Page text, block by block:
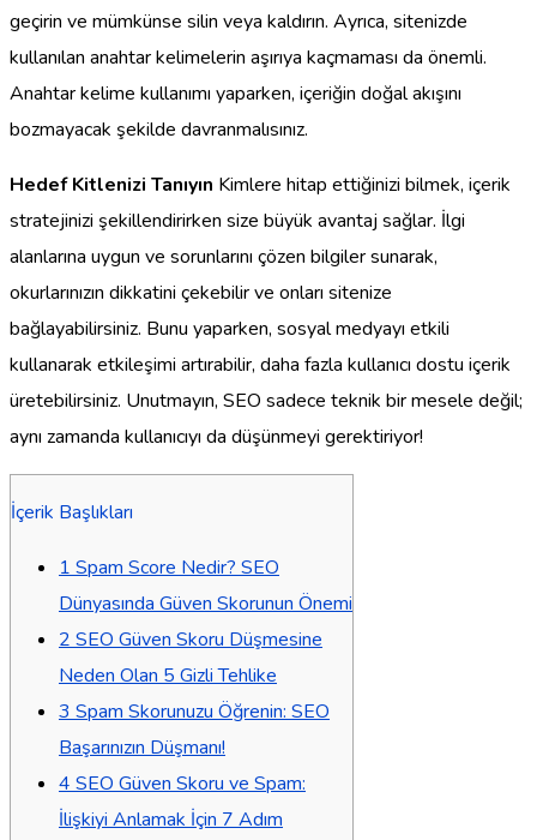
geçirin ve mümkünse silin veya kaldırın. Ayrıca, sitenizde
kullanılan anahtar kelimelerin aşırıya kaçmaması da önemli.
Anahtar kelime kullanımı yaparken, içeriğin doğal akışını
bozmayacak şekilde davranmalısınız.
Hedef Kitlenizi Tanıyın Kimlere hitap ettiğinizi bilmek, içerik
stratejinizi şekillendirirken size büyük avantaj sağlar. İlgi
alanlarına uygun ve sorunlarını çözen bilgiler sunarak,
okurlarınızın dikkatini çekebilir ve onları sitenize
bağlayabilirsiniz. Bunu yaparken, sosyal medyayı etkili
kullanarak etkileşimi artırabilir, daha fazla kullanıcı dostu içerik
üretebilirsiniz. Unutmayın, SEO sadece teknik bir mesele değil;
aynı zamanda kullanıcıyı da düşünmeyi gerektiriyor!
İçerik Başlıkları
1 Spam Score Nedir? SEO
Dünyasında Güven Skorunun Önemi
2 SEO Güven Skoru Düşmesine
Neden Olan 5 Gizli Tehlike
3 Spam Skorunuzu Öğrenin: SEO
Başarınızın Düşmanı!
4 SEO Güven Skoru ve Spam:
İlişkiyi Anlamak İçin 7 Adım